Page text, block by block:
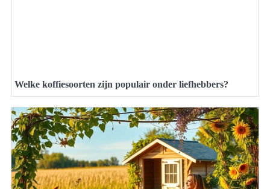
Welke koffiesoorten zijn populair onder liefhebbers?